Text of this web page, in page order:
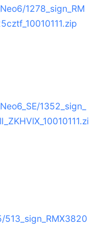
1278_sign_RM
1352_sign_